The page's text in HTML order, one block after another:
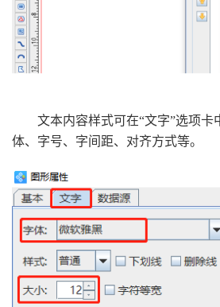
文本内容样式可在“文字”选项卡
体、字号、字间距、对齐方式等。